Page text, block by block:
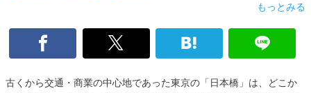
もっとみる
古くから交通・商業の中心地であった東京の「日本橋」は、どこか